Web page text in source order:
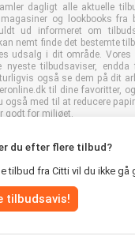
du efter flere tilbud?
tilbud fra Citti vil du ikke gå
tilbudsavis!
dagligt alle aktuelle
og lookbooks fra
ud informeret om
nemt finde det bestemte
udsalg i dit område. Vores
tilbudsaviser,
også se dem på dit
til dine favoritter,
også med til at reducere
godt for miljøet.
©
|Vilkår og betingelser